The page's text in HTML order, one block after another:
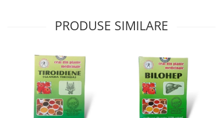
PRODUSE SIMILARE